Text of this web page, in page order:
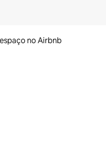
no Airbnb